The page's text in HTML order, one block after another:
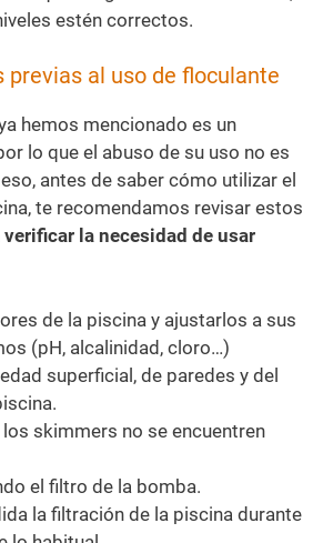
estén correctos.
previas al uso de floculante
hemos mencionado es un
lo que el abuso de su uso no es
antes de saber cómo utilizar el
te recomendamos revisar estos
la necesidad de usar
de la piscina y ajustarlos a sus
(pH, alcalinidad, cloro…)
superficial, de paredes y del
skimmers no se encuentren
el filtro de la bomba.
la filtración de la piscina durante